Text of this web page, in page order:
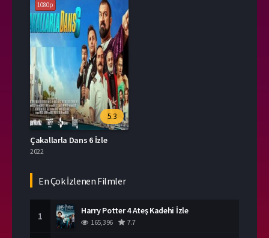
1080p
5.3
Çakallarla Dans 6 İzle
2022
En Çok İzlenen Filmler
1 Harry Potter 4 Ateş Kadehi İzle
165,396 7.7